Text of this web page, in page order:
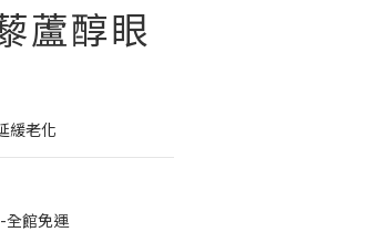
蘆醇眼
緩老化
全館免運